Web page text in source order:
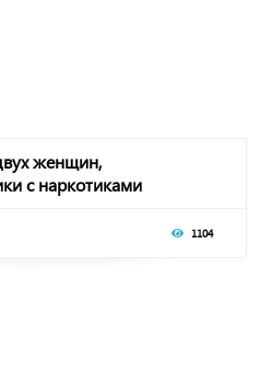
женщин,
с наркотиками
1104